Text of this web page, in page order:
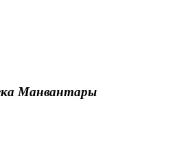
Манвантары